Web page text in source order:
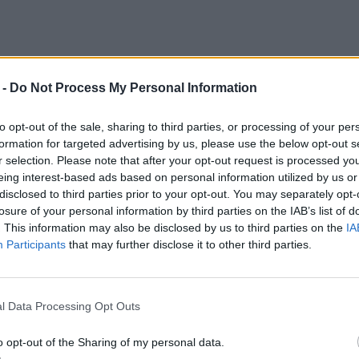
Do Not Process My Personal Information
opt-out of the sale, sharing to third parties, or processing of your
for targeted advertising by us, please use the below opt-out
selection. Please note that after your opt-out request is processed
interest-based ads based on personal information utilized by us
to third parties prior to your opt-out. You may separately
of your personal information by third parties on the IAB’s list of
This information may also be disclosed by us to third parties on the
Participants that may further disclose it to other third parties.
Data Processing Opt Outs
opt-out of the Sharing of my personal data.
związany z ojcem.Seweryn Barykaspędził
syna na patriotę – dbał o jego
To właśnie obecność ojca trzymała
syn opuścił się w nauce, nie okazywał
wychowawcze. Seweryn powrócił jednak
do Polski. Niestety – straszy już i
z jego śmiercią zamknął się w życiu
sobie sam, zabrakło mu najważniejszej opoki.